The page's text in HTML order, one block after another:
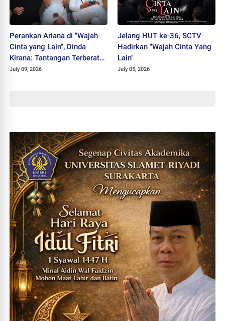
Perankan Ariana di "Wajah
Cinta yang Lain", Dinda
Kirana: Tantangan Terberat
Selama Berkarier
July 09, 2026
Jelang HUT ke-36, SCTV
Hadirkan "Wajah Cinta Yang
Lain"
July 05, 2026